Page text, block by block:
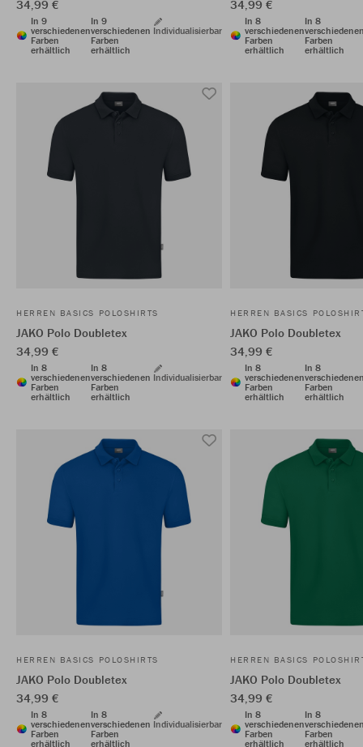
34,99 €
In 9
verschiedenen
Farben
erhältlich
In 9
verschiedenen
Farben
erhältlich
Individualisierbar
34,99 €
In 8
verschiedenen
Farben
erhältlich
In 8
Farben
erhältlich
HERREN BASICS POLOSHIRTS
JAKO Polo Doubletex
34,99 €
In 8
verschiedenen
Farben
erhältlich
In 8
verschiedenen
Farben
erhältlich
Individualisierbar
HERREN BASICS
JAKO Polo Doubletex
34,99 €
In 8
verschiedenen
Farben
erhältlich
In 8
Farben
erhältlich
HERREN BASICS POLOSHIRTS
JAKO Polo Doubletex
34,99 €
In 8
verschiedenen
Farben
erhältlich
In 8
verschiedenen
Farben
erhältlich
Individualisierbar
HERREN BASICS
JAKO Polo Doubletex
34,99 €
In 8
verschiedenen
Farben
erhältlich
In 8
Farben
erhältlich